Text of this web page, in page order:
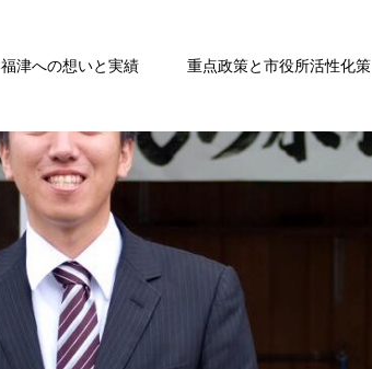
福津への想いと実績 重点政策と市役所活性化策